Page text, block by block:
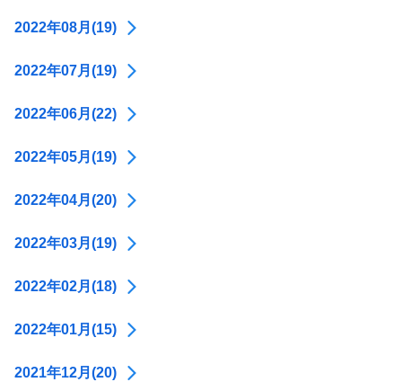
2022年08月(19)
2022年07月(19)
2022年06月(22)
2022年05月(19)
2022年04月(20)
2022年03月(19)
2022年02月(18)
2022年01月(15)
2021年12月(20)